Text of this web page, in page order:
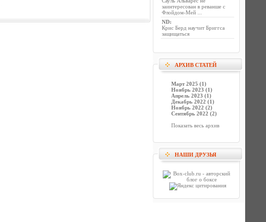
заинтересован в реванше с
Флойдом-Мей ...
ND:
Крис Берд научит Бриггса
защищаться
АРХИВ СТАТЕЙ
Март 2025 (1)
Ноябрь 2023 (1)
Апрель 2023 (1)
Декабрь 2022 (1)
Ноябрь 2022 (2)
Сентябрь 2022 (2)
Показать весь архив
НАШИ ДРУЗЬЯ